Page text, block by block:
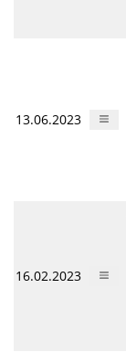
13.06.2023
16.02.2023